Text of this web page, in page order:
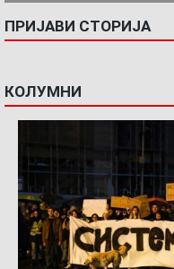
ПРИЈАВИ СТОРИЈА
КОЛУМНИ